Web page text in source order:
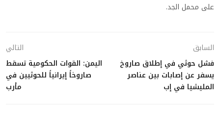
على محمل الجد.
السابق
فشل حوثي في إطلاق صاروخ
يسفر عن إصابات بين عناصر
المليشيا في إب
التالي
اليمن: القوات الحكومية تسقط
صاروخاً إيرانياً للحوثيين في
مأرب